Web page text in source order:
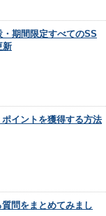
期間限定すべてのSS
新
イントを獲得する方法
問をまとめてみまし